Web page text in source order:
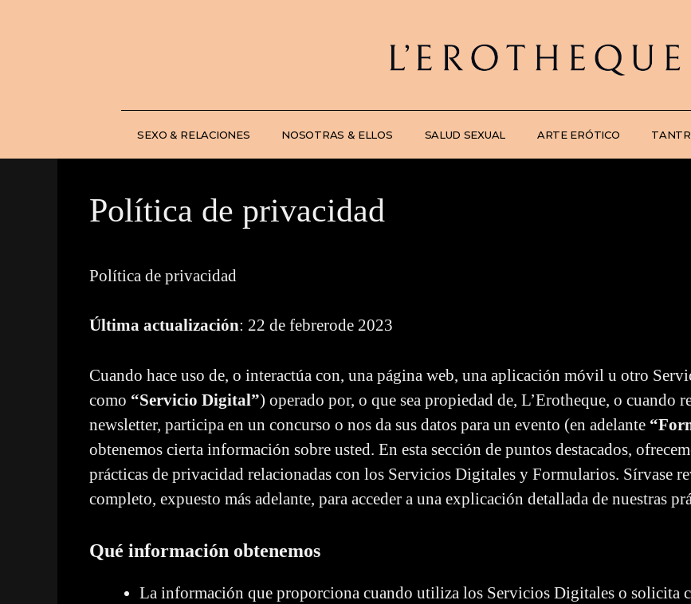
SEXO & RELACIONES NOSOTRAS & ELLOS SALUD SEXUAL ARTE ERÓTICO
Política de privacidad
Política de privacidad
Última actualización: 22 de febrerode 2023
Cuando hace uso de, o interactúa con, una página web, una aplicación móvil u otro
como “Servicio Digital”) operado por, o que sea propiedad de, L’Erotheque, o
newsletter, participa en un concurso o nos da sus datos para un evento (en adelante
obtenemos cierta información sobre usted. En esta sección de puntos destacados,
prácticas de privacidad relacionadas con los Servicios Digitales y Formularios. Sírvase
completo, expuesto más adelante, para acceder a una explicación detallada de nuestras
Qué información obtenemos
La información que proporciona cuando utiliza los Servicios Digitales o solicita